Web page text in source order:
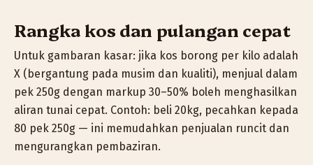
Rangka kos dan pulangan cepat
Untuk gambaran kasar: jika kos borong per kilo adalah
X (bergantung pada musim dan kualiti), menjual dalam
pek 250g dengan markup 30–50% boleh menghasilkan
aliran tunai cepat. Contoh: beli 20kg, pecahkan kepada
80 pek 250g — ini memudahkan penjualan runcit dan
mengurangkan pembaziran.